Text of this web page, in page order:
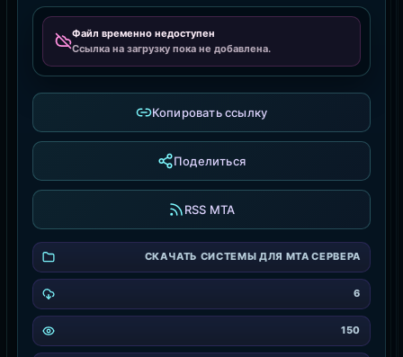
Файл временно недоступен
Ссылка на загрузку пока не добавлена.
Копировать ссылку
Поделиться
RSS MTA
СКАЧАТЬ СИСТЕМЫ ДЛЯ MTA СЕРВЕРА
6
150